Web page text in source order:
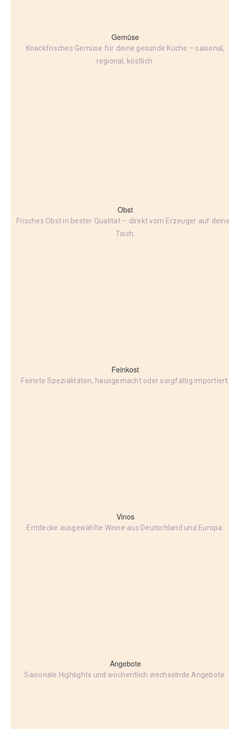
Gemüse
Knackfrisches Gemüse für deine gesunde Küche – saisonal,
regional, köstlich.
Obst
Frisches Obst in bester Qualität – direkt vom Erzeuger auf
Tisch.
Feinkost
Feinste Spezialitäten, hausgemacht oder sorgfältig importiert.
Vinos
Entdecke ausgewählte Weine aus Deutschland und Europa.
Angebote
Saisonale Highlights und wöchentlich wechselnde Angebote.